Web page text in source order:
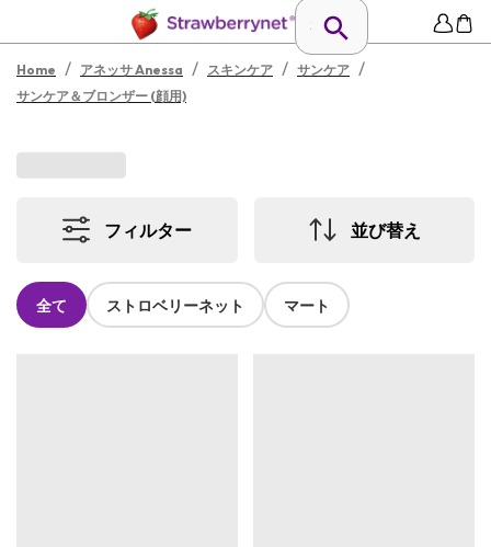
Home / アネッサ Anessa / スキンケア / サンケア /
サンケア＆ブロンザー (顔用)
フィルター 並び替え
全て ストロベリーネット マート